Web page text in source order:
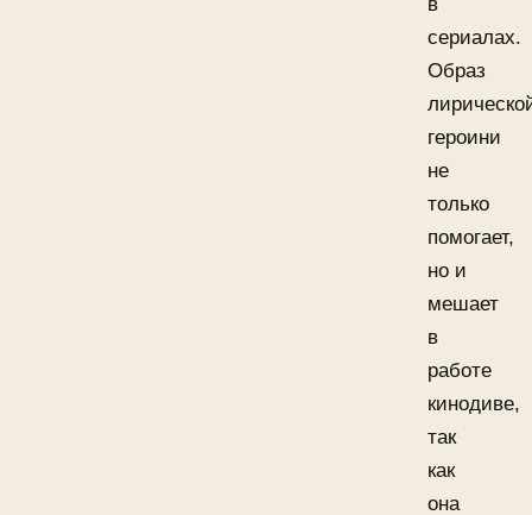
сериалах.
Образ
героини
не
только
помогает,
но и
мешает
в
работе
кинодиве,
так
как
она